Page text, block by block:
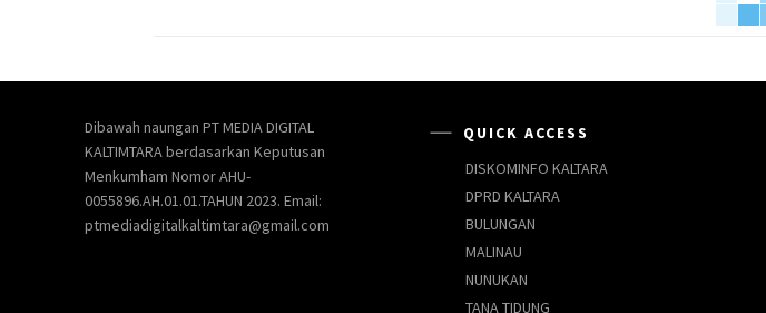
Dibawah naungan PT MEDIA DIGITAL
KALTIMTARA berdasarkan Keputusan
Menkumham Nomor AHU-
0055896.AH.01.01.TAHUN 2023. Email:
ptmediadigitalkaltimtara@gmail.com
QUICK ACCESS
DISKOMINFO KALTARA
DPRD KALTARA
BULUNGAN
MALINAU
NUNUKAN
TANA TIDUNG